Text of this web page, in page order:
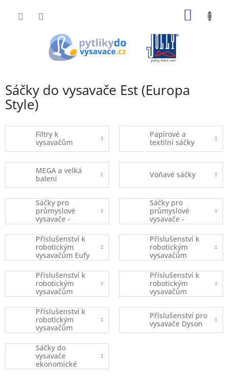
Sáčky do vysavače Est (Europa
Style)
Filtry k
vysavačům
Papírové a
textilní sáčky
MEGA a velká
balení
Voňavé sáčky
Sáčky pro
průmyslové
vysavače -
kusový prodej
Sáčky pro
průmyslové
vysavače -
balené
Příslušenství k
robotickým
vysavačům Eufy
Robovac
Příslušenství k
robotickým
vysavačům
iRobot
Příslušenství k
robotickým
vysavačům
Xiaomi
Příslušenství k
robotickým
vysavačům
Ecovacs
Příslušenství k
robotickým
vysavačům
(ostatní značky)
Příslušenství pro
vysavače Dyson
Sáčky do
vysavače
ekonomické
balení